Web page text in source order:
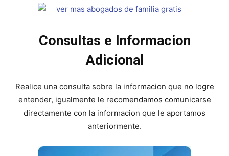
Consultas e Informacion
Adicional
Realice una consulta sobre la informacion que no logre
entender, igualmente le recomendamos comunicarse
directamente con la informacion que le aportamos
anteriormente.